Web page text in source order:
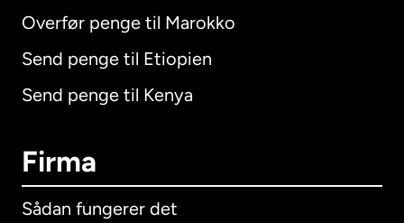
Overfør penge til Marokko
Send penge til Etiopien
Send penge til Kenya
Firma
Sådan fungerer det